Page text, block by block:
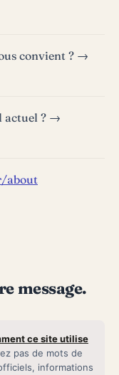
convient ? →
actuel ? →
about
message.
ce site utilise
pas de mots de
informations